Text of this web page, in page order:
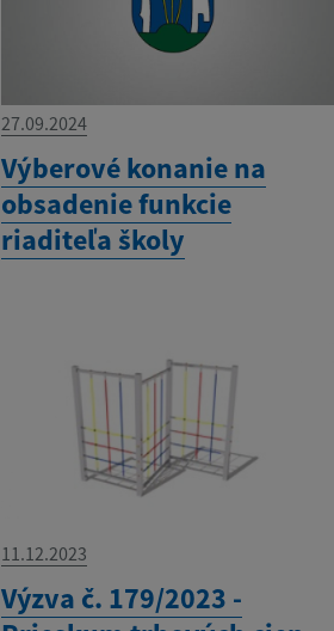
27.09.2024
Výberové konanie na
obsadenie funkcie
riaditeľa školy
11.12.2023
Výzva č. 179/2023 -